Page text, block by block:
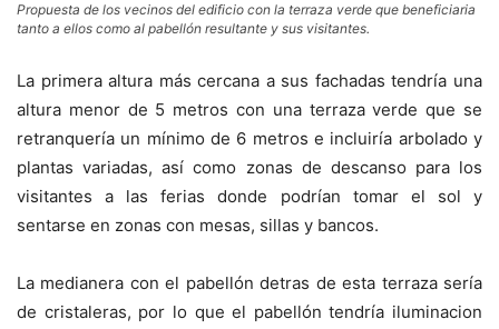
Propuesta de los vecinos del edificio con la terraza verde que beneficiaria
tanto a ellos como al pabellón resultante y sus visitantes.
La primera altura más cercana a sus fachadas tendría una
altura menor de 5 metros con una terraza verde que se
retranquería un mínimo de 6 metros e incluiría arbolado y
plantas variadas, así como zonas de descanso para los
visitantes a las ferias donde podrían tomar el sol y
sentarse en zonas con mesas, sillas y bancos.
La medianera con el pabellón detras de esta terraza sería
de cristaleras, por lo que el pabellón tendría iluminacion